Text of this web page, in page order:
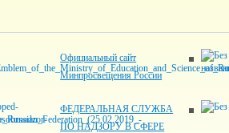
Официальный сайт
Минпросвещения России
ФЕДЕРАЛЬНАЯ СЛУЖБА
ПО НАДЗОРУ В СФЕРЕ